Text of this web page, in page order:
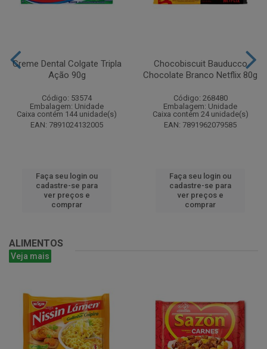
Creme Dental Colgate Tripla
Ação 90g
Código: 53574
Embalagem: Unidade
Caixa contém 144 unidade(s)
EAN: 7891024132005
Faça seu login ou
cadastre-se para
ver preços e
comprar
Chocobiscuit Bauducco
Chocolate Branco Netflix 80g
Código: 268480
Embalagem: Unidade
Caixa contém 24 unidade(s)
EAN: 7891962079585
Faça seu login ou
cadastre-se para
ver preços e
comprar
ALIMENTOS
Veja mais